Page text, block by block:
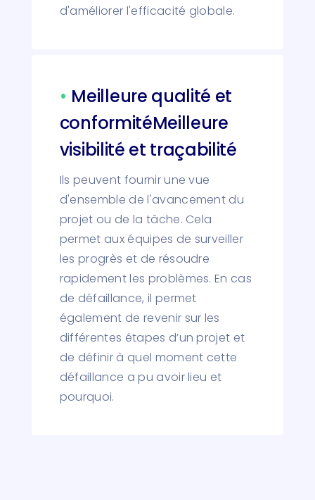
d'améliorer l'efficacité globale.
• Meilleure qualité et
conformitéMeilleure
visibilité et traçabilité
Ils peuvent fournir une vue
d'ensemble de l'avancement du
projet ou de la tâche. Cela
permet aux équipes de surveiller
les progrès et de résoudre
rapidement les problèmes. En cas
de défaillance, il permet
également de revenir sur les
différentes étapes d’un projet et
de définir à quel moment cette
défaillance a pu avoir lieu et
pourquoi.